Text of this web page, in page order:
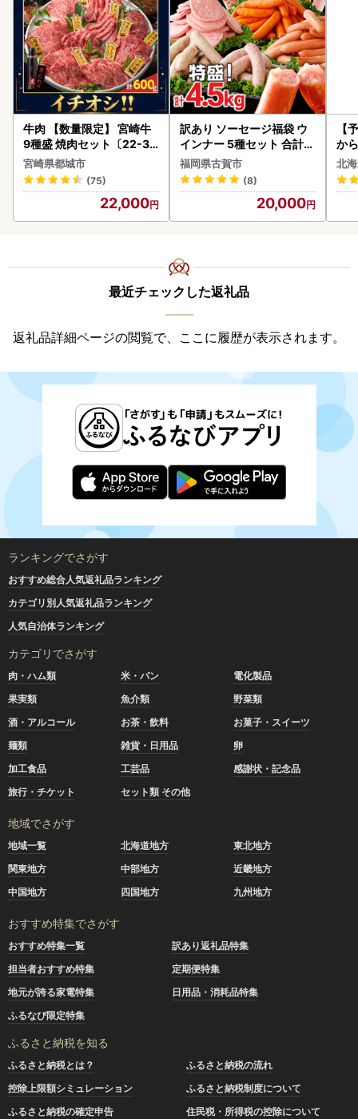
牛肉 【数量限定】 宮崎牛
9種盛 焼肉セット〔22-31
-006-600g〕都城 イチオ
シ!! 牛肉
宮崎県都城市
(75)
22,000
訳あり ソーセージ福袋 ウ
インナー 5種セット 合計4.
5kg ソーセージ
福岡県古賀市
(8)
20,000
【
か
ら
g (
)【
北
最近チェックした返礼品
返礼品詳細ページの閲覧で、ここに履歴が表示されます。
ランキングでさがす
おすすめ総合人気返礼品ランキング
カテゴリ別人気返礼品ランキング
人気自治体ランキング
カテゴリでさがす
肉・ハム類 米・パン
電化製品
果実類
魚介類
野菜類
酒・アルコール
お茶・飲料
お菓子・スイーツ
麺類
雑貨・日用品
卵
加工食品
工芸品
感謝状・記念品
旅行・チケット
セット類 その他
地域でさがす
地域一覧 北海道地方
東北地方
関東地方
中部地方
近畿地方
中国地方
四国地方 九州地方
おすすめ特集でさがす
おすすめ特集一覧
訳あり返礼品特集
担当者おすすめ特集
定期便特集
地元が誇る家電特集
日用品・消耗品特集
ふるなび限定特集
ふるさと納税を知る
ふるさと納税とは？
ふるさと納税の流れ
控除上限額シミュレーション
ふるさと納税制度について
ふるさと納税の確定申告
住民税・所得税の控除について